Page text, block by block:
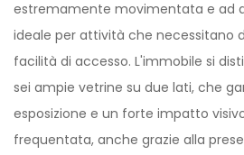
estremamente movimentata e ad
ideale per attività che necessitano
facilità di accesso. L'immobile si
sei ampie vetrine su due lati, che
esposizione e un forte impatto
frequentata, anche grazie alla